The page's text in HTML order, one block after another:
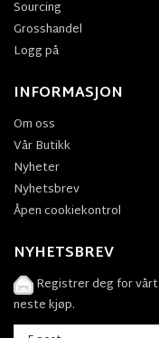
Sourcing
Grosshandel
Logg på
INFORMASJON
Om oss
Vår Butikk
Nyheter
Nyhetsbrev
Åpen cookiekontrol
NYHETSBREV
Registrer deg for
neste kjøp.